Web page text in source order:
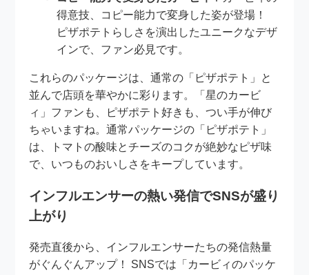
得意技、コピー能力で変身した姿が登場！
ピザポテトらしさを演出したユニークなデザ
インで、ファン必見です。
これらのパッケージは、通常の「ピザポテト」と
並んで店頭を華やかに彩ります。「星のカービ
ィ」ファンも、ピザポテト好きも、つい手が伸び
ちゃいますね。通常パッケージの「ピザポテト」
は、トマトの酸味とチーズのコクが絶妙なピザ味
で、いつものおいしさをキープしています。
インフルエンサーの熱い発信でSNSが盛り
上がり
発売直後から、インフルエンサーたちの発信熱量
がぐんぐんアップ！ SNSでは「カービィのパッケ